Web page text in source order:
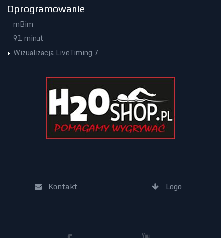
Oprogramowanie
mBim
91 minut
Wizualizacja LiveTiming 7
Kontakt Logo